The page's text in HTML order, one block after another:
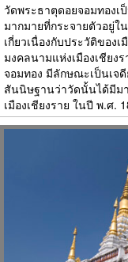
วัดพระธาตุดอยจอมทอง
มากมายที่กระจายตัวอยู่ใ
เกี่ยวเนื่องกับประวัติของ
มงคลนามแห่งเมืองเชียง
จอมทอง มีลักษณะเป็นเจ
สันนิษฐานว่าวัดนั้นได้มีม
เมืองเชียงราย ในปี พ.ศ.